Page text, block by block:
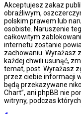
Akceptujesz zakaz
obraźliwym,
polskim prawem lub
osobiste. Naruszenie
całkowitym
internetu zostanie
zachowaniu. Wyrażasz
każdej chwili usunąć,
temat, post. Wyrażasz
przez ciebie informacji
będą przekazywane
Chart”, ani phpBB nie
witryny, podczas